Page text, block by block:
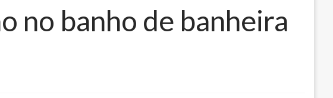
no banho de banheira